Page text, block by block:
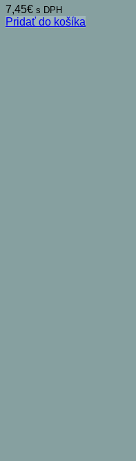
7,45€ s DPH
Pridať do košíka